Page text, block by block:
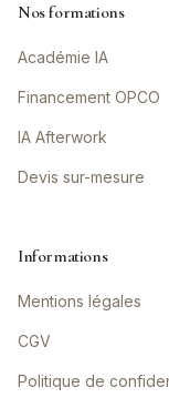
Nos formations
Académie IA
Financement OPCO
IA Afterwork
Devis sur-mesure
Informations
Mentions légales
CGV
Politique de